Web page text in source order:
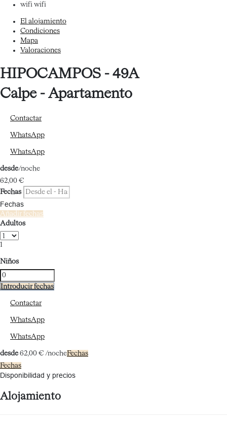
wifi wifi
El alojamiento
Condiciones
Mapa
Valoraciones
HIPOCAMPOS - 49A
Calpe - Apartamento
Contactar
WhatsApp
WhatsApp
desde/noche
62,00 €
Fechas
Fechas
Añadir fechas
Adultos
1
Niños
Introducir fechas
Contactar
WhatsApp
WhatsApp
desde 62,00 € /nocheFechas
Fechas
Disponibilidad y precios
Alojamiento